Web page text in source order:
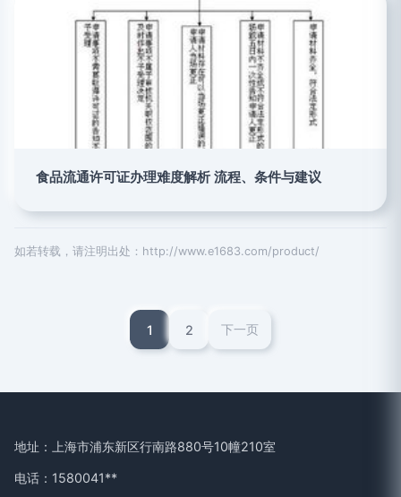
食品流通许可证办理难度解析 流程、条件与建议
如若转载，请注明出处：http://www.e1683.com/product/
1 2 下一页
地址：上海市浦东新区行南路880号10幢210室
电话：1580041**